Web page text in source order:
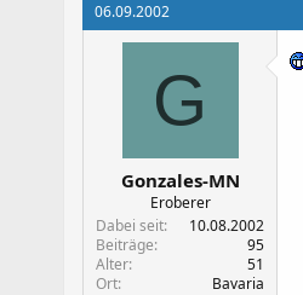
06.09.2002
G
Gonzales-MN
Eroberer
Dabei seit
10.08.2002
Beiträge
95
Alter
51
Ort
Bavaria